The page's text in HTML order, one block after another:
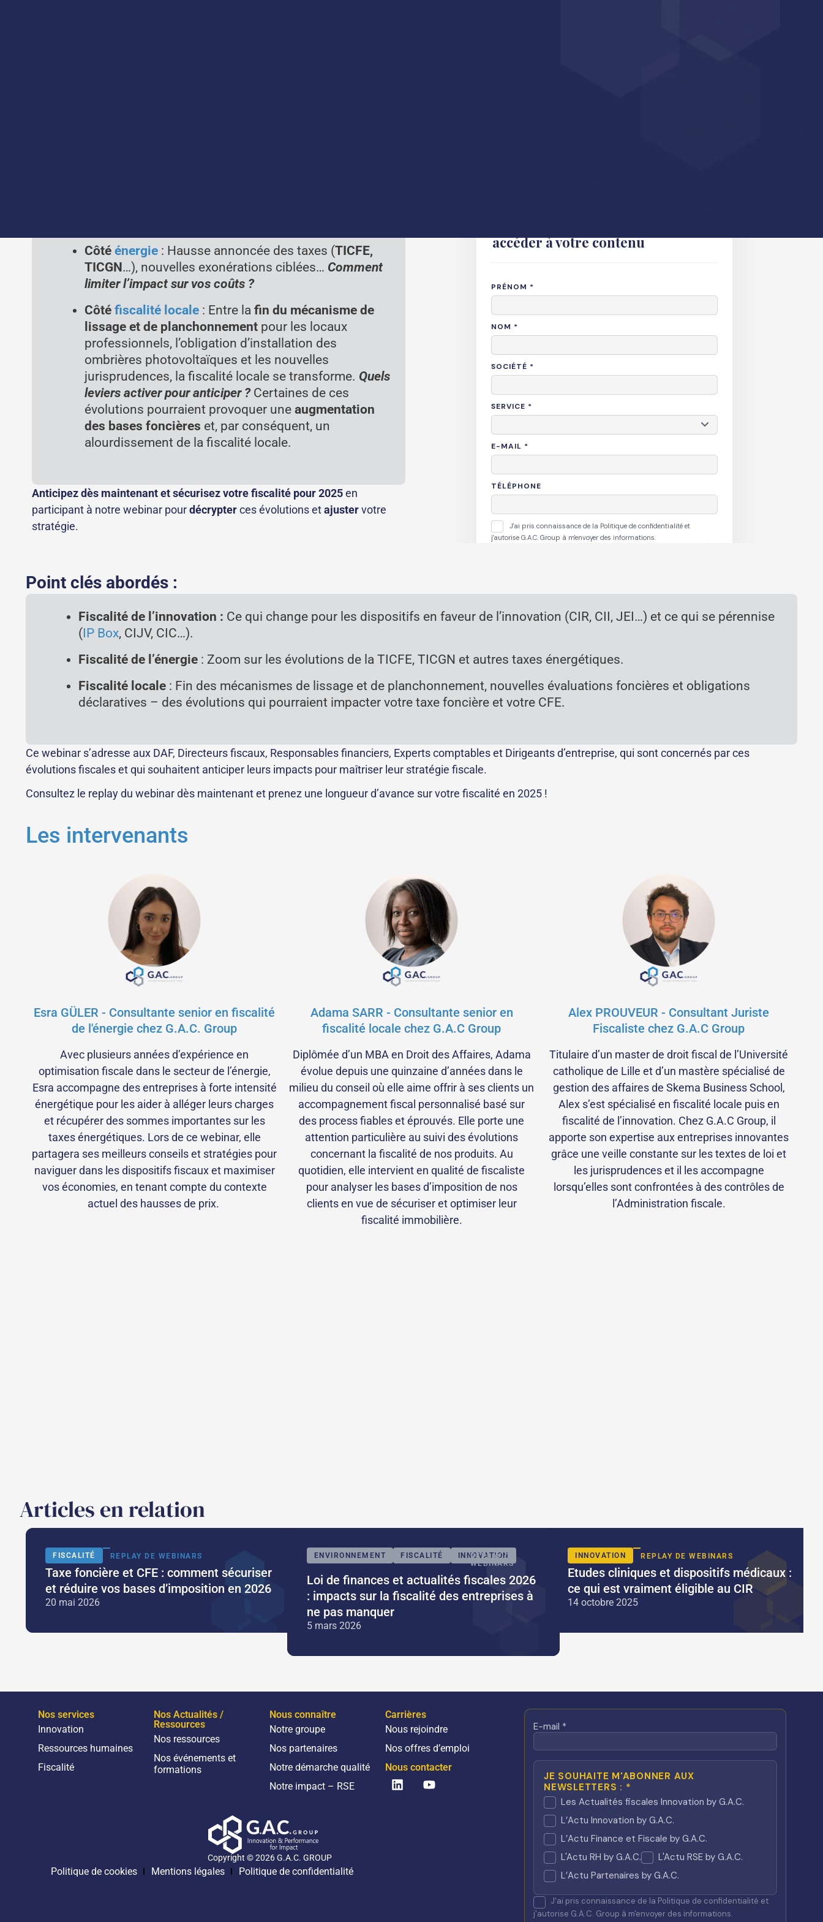
Côtéénergie : Hausse annoncée des taxes (TICFE,
TICGN…), nouvelles exonérations ciblées… Comment
limiter l’impact sur vos coûts ?
Côtéfiscalité locale : Entre lafin du mécanisme de
lissage et de planchonnement pour les locaux
professionnels, l’obligation d’installation des
ombrières photovoltaïques et les nouvelles
jurisprudences, la fiscalité locale se transforme. Quels
leviers activer pour anticiper ?Certaines de ces
évolutions pourraient provoquer uneaugmentation
des bases foncières et, par conséquent, un
alourdissement de la fiscalité locale.
Anticipez dès maintenant et sécurisez votre fiscalité pour 2025en
participant à notre webinar pourdécrypterces évolutions etajustervotre
stratégie.
Point clés abordés :
Fiscalité de l’innovation : Ce qui change pour les dispositifs en faveur de l’innovation (CIR, CII, JEI…) et ce qui se pérennise
(IP Box, CIJV, CIC…).
Fiscalité de l’énergie : Zoom sur les évolutions de la TICFE, TICGN et autres taxes énergétiques.
Fiscalité locale : Fin des mécanismes de lissage et de planchonnement, nouvelles évaluations foncières et obligations
déclaratives – des évolutions qui pourraient impacter votre taxe foncière et votre CFE.
Ce webinar s’adresse aux DAF, Directeurs fiscaux, Responsables financiers, Experts comptables et Dirigeants d’entreprise, qui sont concernés par ces
évolutions fiscales et qui souhaitent anticiper leurs impacts pour maîtriser leur stratégie fiscale.
Consultez le replay du webinar dès maintenant et prenez une longueur d’avance sur votre fiscalité en 2025 !
Les intervenants
Esra GÜLER - Consultante senior en fiscalité
de l'énergie chez G.A.C. Group
Avec plusieurs années d’expérience en
optimisation fiscale dans le secteur de l’énergie,
Esra accompagne des entreprises à forte intensité
énergétique pour les aider à alléger leurs charges
et récupérer des sommes importantes sur les
taxes énergétiques. Lors de ce webinar, elle
partagera ses meilleurs conseils et stratégies pour
naviguer dans les dispositifs fiscaux et maximiser
vos économies, en tenant compte du contexte
actuel des hausses de prix.
Adama SARR - Consultante senior en
fiscalité locale chez G.A.C Group
Diplômée d’un MBA en Droit des Affaires, Adama
évolue depuis une quinzaine d’années dans le
milieu du conseil où elle aime offrir à ses clients un
accompagnement fiscal personnalisé basé sur
des process fiables et éprouvés. Elle porte une
attention particulière au suivi des évolutions
concernant la fiscalité de nos produits. Au
quotidien, elle intervient en qualité de fiscaliste
pour analyser les bases d’imposition de nos
clients en vue de sécuriser et optimiser leur
fiscalité immobilière.
Alex PROUVEUR - Consultant Juriste
Fiscaliste chez G.A.C Group
Titulaire d’un master de droit fiscal de l’Université
catholique de Lille et d’un mastère spécialisé de
gestion des affaires de Skema Business School,
Alex s’est spécialisé en fiscalité locale puis en
fiscalité de l’innovation. Chez G.A.C Group, il
apporte son expertise aux entreprises innovantes
grâce une veille constante sur les textes de loi et
les jurisprudences et il les accompagne
lorsqu’elles sont confrontées à des contrôles de
l’Administration fiscale.
Articles en relation
FISCALITÉ REPLAY DE WEBINARS
Taxe foncière et CFE : comment sécuriser
et réduire vos bases d’imposition en 2026
20 mai 2026
ENVIRONNEMENT FISCALITÉ INNOVATION
REPLAY DE
WEBINARS
Loi de finances et actualités fiscales 2026
: impacts sur la fiscalité des entreprises à
ne pas manquer
5 mars 2026
INNOVATION REPLAY DE WEBINARS
Etudes cliniques et dispositifs médicaux :
ce qui est vraiment éligible au CIR
14 octobre 2025
Nos services
Innovation
Ressources humaines
Fiscalité
Nos Actualités /
Ressources
Nos ressources
Nos événements et
formations
Nous connaître
Notre groupe
Nos partenaires
Notre démarche qualité
Notre impact – RSE
Carrières
Nous rejoindre
Nos offres d’emploi
Nous contacter
LinkedinYoutube
Copyright © 2026 G.A.C. GROUP
Politique de cookies Mentions légales Politique de confidentialité